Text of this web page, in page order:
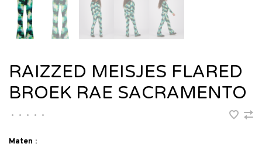
RAIZZED MEISJES FLARED
BROEK RAE SACRAMENTO
• • • • •
Maten :